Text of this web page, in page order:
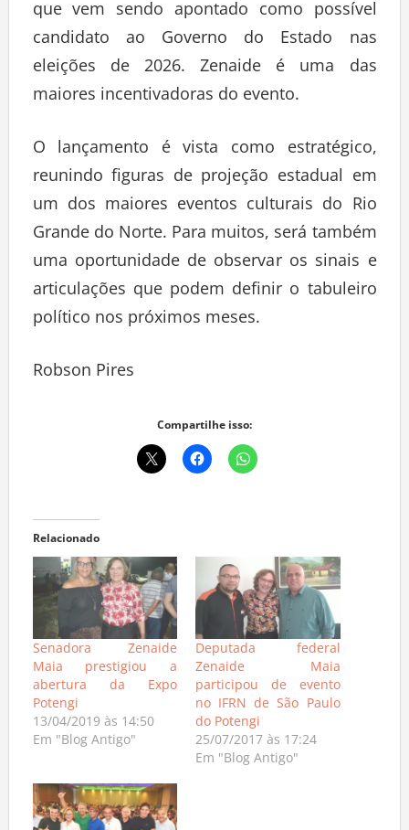
que vem sendo apontado como possível
candidato ao Governo do Estado nas
eleições de 2026. Zenaide é uma das
maiores incentivadoras do evento.
O lançamento é vista como estratégico,
reunindo figuras de projeção estadual em
um dos maiores eventos culturais do Rio
Grande do Norte. Para muitos, será também
uma oportunidade de observar os sinais e
articulações que podem definir o tabuleiro
político nos próximos meses.
Robson Pires
Compartilhe isso:
Relacionado
Senadora Zenaide
Maia prestigiou a
abertura da Expo
Potengi
13/04/2019 às 14:50
Em "Blog Antigo"
Deputada federal
Zenaide Maia
participou de evento
no IFRN de São Paulo
do Potengi
25/07/2017 às 17:24
Em "Blog Antigo"